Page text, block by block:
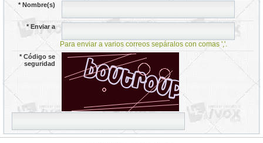
*Nombre(s)
*Enviar a
Para enviar a varios correos sepáralos con comas ','.
*Código se
seguridad